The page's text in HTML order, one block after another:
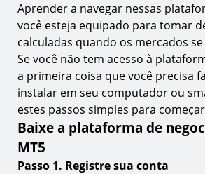
12. Análise de mercado e geração de
negociação
13.
Alavancagem e requisitos de
14. Tamanhos de lote e
risco
FAQ
O que é o CAC 40?
16.
O que são MT4 & MT5?
Aprender a navegar nessas
você esteja equipado para tomar
calculadas quando os mercados
Se você não tem acesso à
a primeira coisa que você precisa
instalar em seu computador ou
estes passos simples para
Baixe a plataforma de
MT5
Passo 1. Registre sua conta